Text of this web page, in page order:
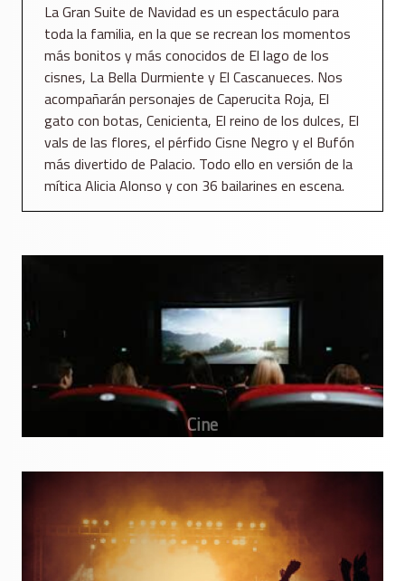
La Gran Suite de Navidad es un espectáculo para
toda la familia, en la que se recrean los momentos
más bonitos y más conocidos de El lago de los
cisnes, La Bella Durmiente y El Cascanueces. Nos
acompañarán personajes de Caperucita Roja, El
gato con botas, Cenicienta, El reino de los dulces, El
vals de las flores, el pérfido Cisne Negro y el Bufón
más divertido de Palacio. Todo ello en versión de la
mítica Alicia Alonso y con 36 bailarines en escena.